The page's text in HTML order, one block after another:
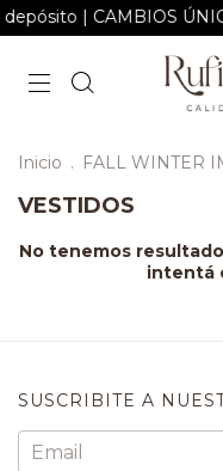
| CAMBIOS
Inicio . FALL WINTER
VESTIDOS
No tenemos
intentá
SUSCRIBITE A